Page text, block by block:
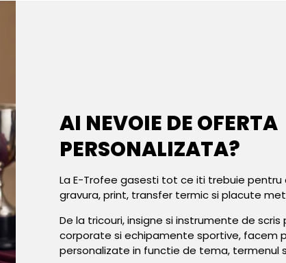
AI NEVOIE DE OFERTA
PERSONALIZATA?
La E-Trofee gasesti tot ce iti trebuie pentru
gravura, print, transfer termic si placute
De la tricouri, insigne si instrumente de scris
corporate si echipamente sportive, facem
personalizate in functie de tema, termenul